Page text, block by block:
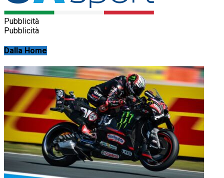
Pubblicità
Pubblicità
Dalla Home